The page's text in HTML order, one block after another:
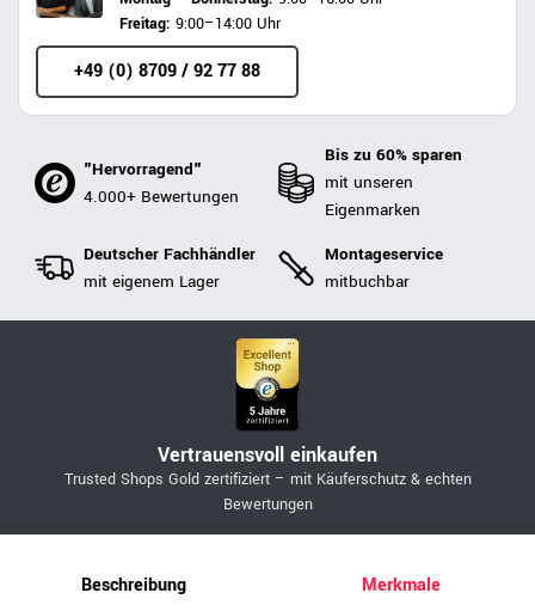
Freitag: 9:00–14:00 Uhr
+49 (0) 8709 / 92 77 88
"Hervorragend"
4.000+ Bewertungen
Bis zu 60% sparen
mit unseren
Eigenmarken
Deutscher Fachhändler
mit eigenem Lager
Montageservice
mitbuchbar
Vertrauensvoll einkaufen
Trusted Shops Gold zertifiziert – mit Käuferschutz & echten
Bewertungen
Beschreibung Merkmale